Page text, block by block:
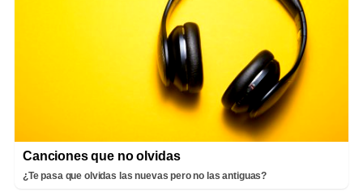
Canciones que no olvidas
¿Te pasa que olvidas las nuevas pero no las antiguas?